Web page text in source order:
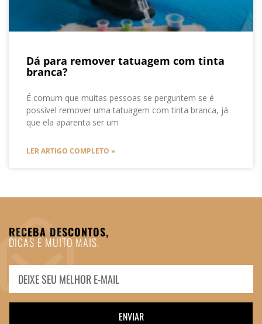
Dá para remover tatuagem com tinta
branca?
É comum que muitas pessoas se perguntem se é
possível remover uma tatuagem com tinta branca, já
que ela aparenta ser um
LER ARTIGO COMPLETO »
RECEBA DESCONTOS,
DICAS E MUITO MAIS.
ENVIAR